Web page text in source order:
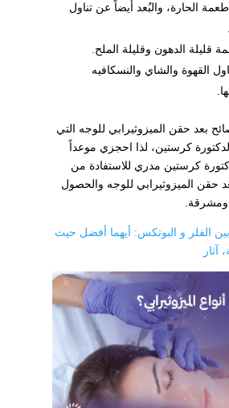
الحارة، والبُعد أيضاً عن تناول
قليلة الدهون وقليلة الملح.
القهوة والشاي والنسكافيه
بعد حقن الميزوثيرابي للوجه التي
كرستين، لذا احجزي موعداً
كرستين مدري للاستفادة من
حقن الميزوثيرابي للوجه والحصول
ومشرقة.
الفلر و البوتكس: أيهما أفضل حيث
آثار